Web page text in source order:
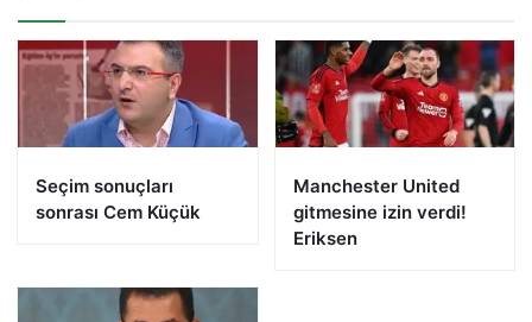
Seçim sonuçları
sonrası Cem Küçük
Manchester United
gitmesine izin verdi!
Eriksen